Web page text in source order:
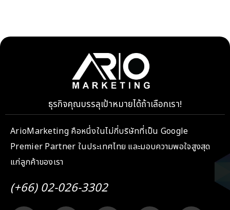
ธุรกิจคุณบรรลุเป้าหมายได้ถ้าเลือกเรา!
ArioMarketing คือหนึ่งในไม่กี่บริษัทที่เป็น Google
Premier Partner ในประเทศไทย และมอบความพอใจสูงสุด
แก่ลูกค้าของเรา
(+66) 02-026-3302